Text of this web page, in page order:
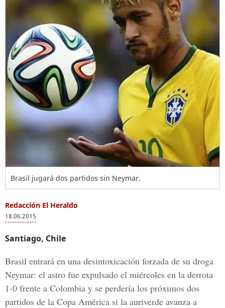
Brasil jugará dos partidos sin Neymar.
Redacción El Heraldo
18.06.2015
Santiago, Chile
Brasil entrará en una desintoxicación forzada de su droga
Neymar: el astro fue expulsado el miércoles en la derrota
1-0 frente a Colombia y se perdería los próximos dos
partidos de la Copa América si la auriverde avanza a